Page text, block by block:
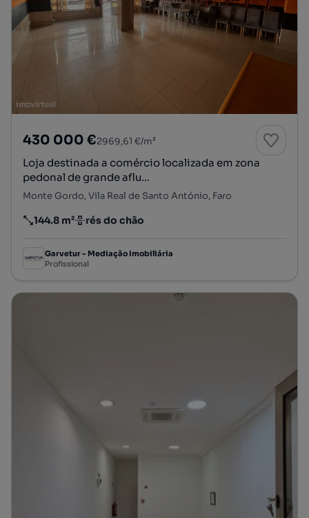
430 000 €2969,61 €/m²
Loja destinada a comércio localizada em zona
pedonal de grande aflu...
Monte Gordo, Vila Real de Santo António, Faro
Preço por metro quadrado
144.8 m²
Andar rés do chão
Garvetur - Mediação Imobiliária
Profissional